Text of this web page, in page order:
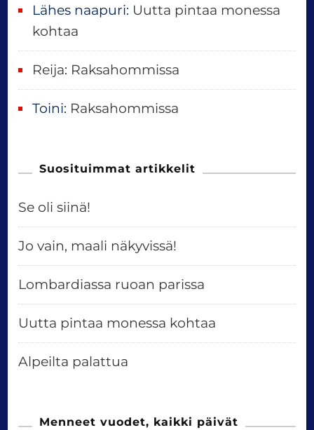
Lähes naapuri: Uutta pintaa monessa
kohtaa
Reija: Raksahommissa
Toini: Raksahommissa
Suosituimmat artikkelit
Se oli siinä!
Jo vain, maali näkyvissä!
Lombardiassa ruoan parissa
Uutta pintaa monessa kohtaa
Alpeilta palattua
Menneet vuodet, kaikki päivät